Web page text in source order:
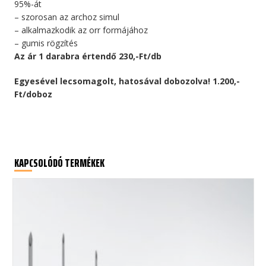
95%-át
– szorosan az archoz simul
– alkalmazkodik az orr formájához
– gumis rögzítés
Az ár 1 darabra értendő 230,-Ft/db
Egyesével lecsomagolt, hatosával dobozolva! 1.200,-
Ft/doboz
KAPCSOLÓDÓ TERMÉKEK